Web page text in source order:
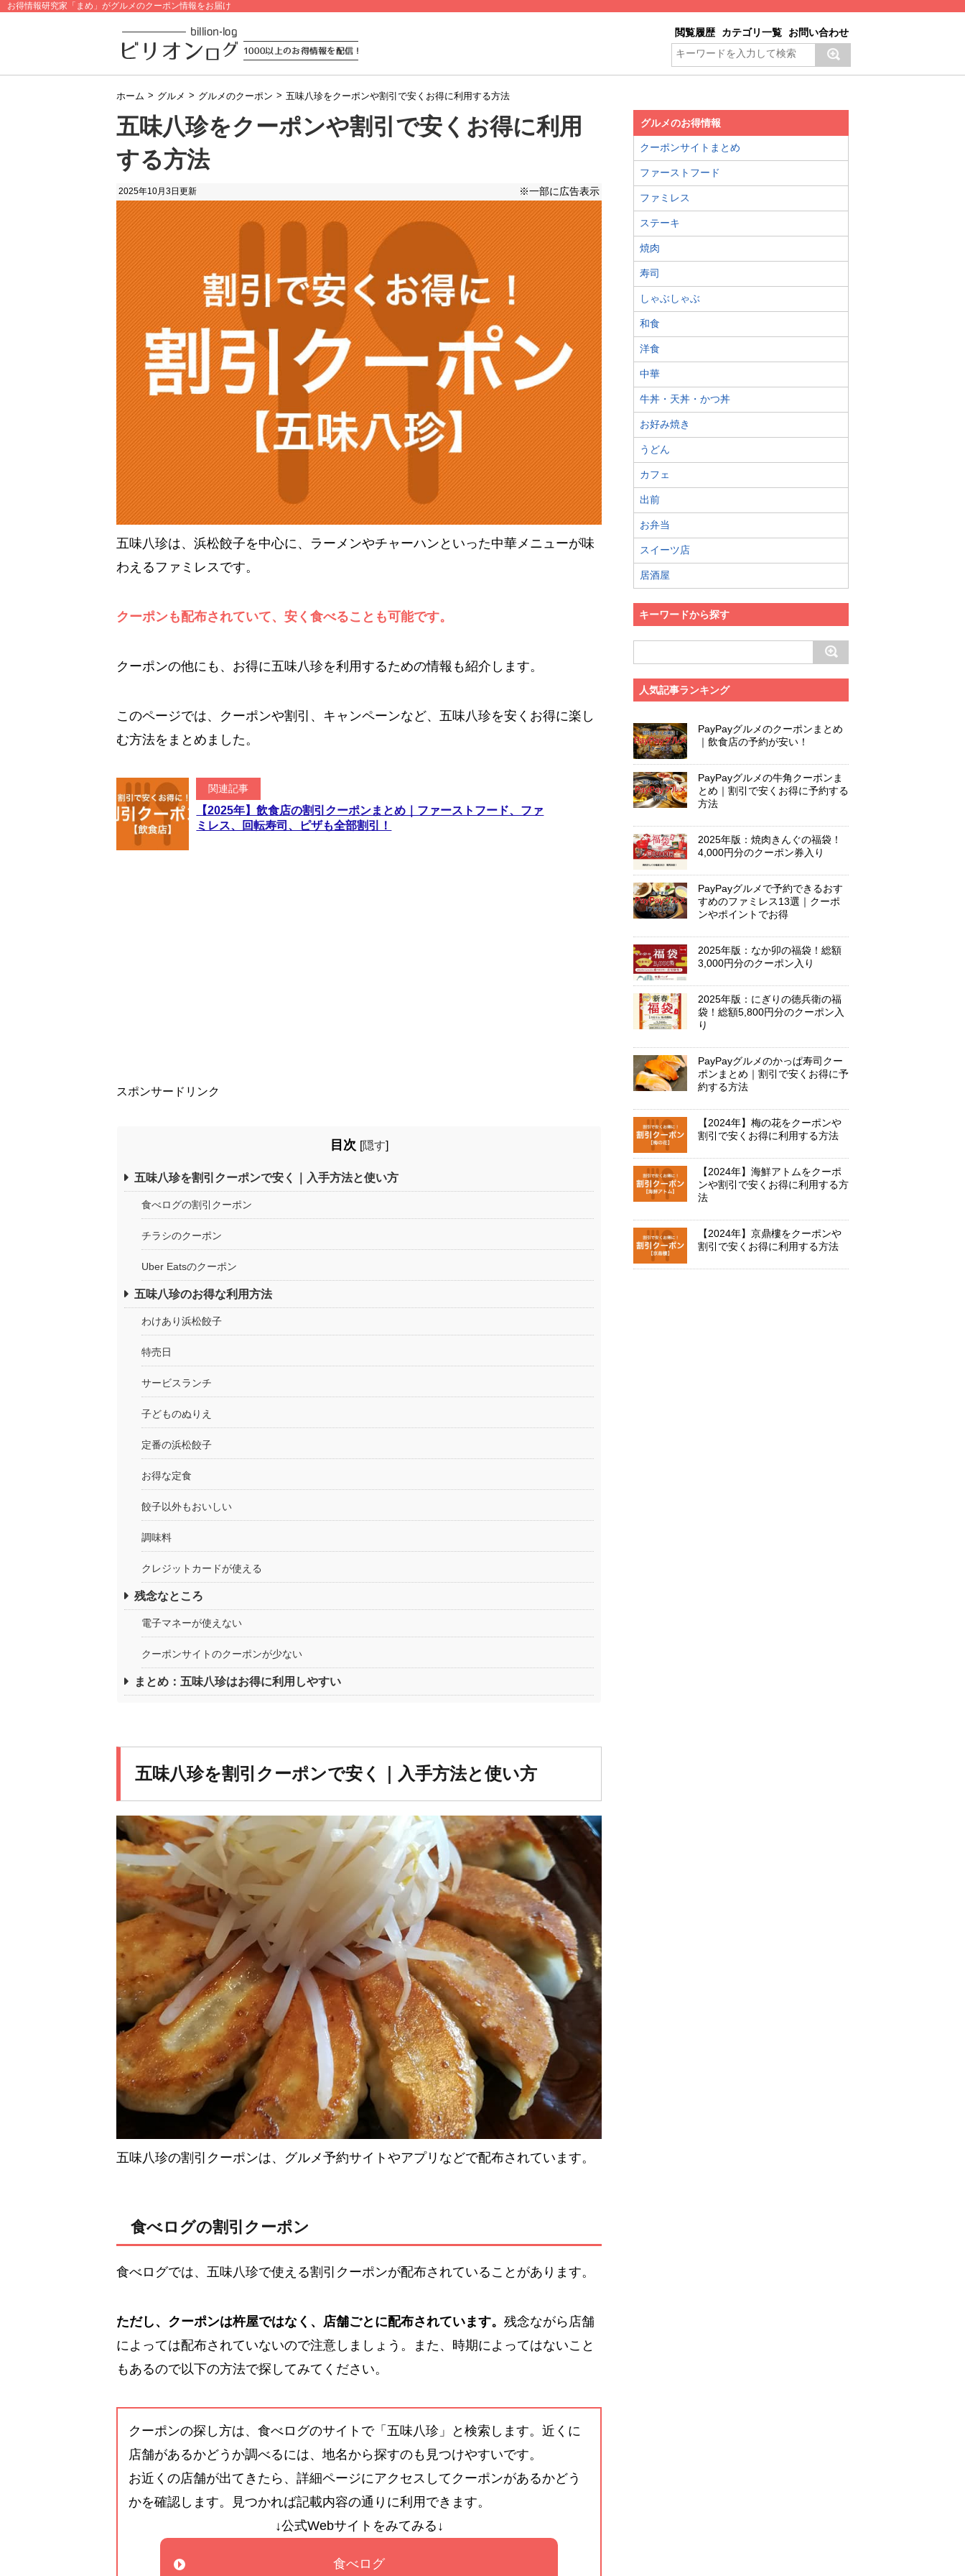
お得情報研究家「まめ」がグルメのクーポン情報をお届け
閲覧履歴 カテゴリ一覧 お問い合わせ
ホーム > グルメ > グルメのクーポン > 五味八珍をクーポンや割引で安くお得に利用する方法
五味八珍をクーポンや割引で安くお得に利用
する方法
2025年10月3日 更新 ※一部に広告表示
五味八珍は、浜松餃子を中心に、ラーメンやチャーハンといった中華メニューが味
わえるファミレスです。
クーポンも配布されていて、安く食べることも可能です。
クーポンの他にも、お得に五味八珍を利用するための情報も紹介します。
このページでは、クーポンや割引、キャンペーンなど、五味八珍を安くお得に楽し
む方法をまとめました。
関連記事
【2025年】飲食店の割引クーポンまとめ｜ファーストフード、ファ
ミレス、回転寿司、ピザも全部割引！
スポンサードリンク
目次 [隠す]
五味八珍を割引クーポンで安く｜入手方法と使い方
食べログの割引クーポン
チラシのクーポン
Uber Eatsのクーポン
五味八珍のお得な利用方法
わけあり浜松餃子
特売日
サービスランチ
子どものぬりえ
定番の浜松餃子
お得な定食
餃子以外もおいしい
調味料
クレジットカードが使える
残念なところ
電子マネーが使えない
クーポンサイトのクーポンが少ない
まとめ：五味八珍はお得に利用しやすい
五味八珍を割引クーポンで安く｜入手方法と使い方
五味八珍の割引クーポンは、グルメ予約サイトやアプリなどで配布されています。
食べログの割引クーポン
食べログでは、五味八珍で使える割引クーポンが配布されていることがあります。
ただし、クーポンは杵屋ではなく、店舗ごとに配布されています。 残念ながら店舗
によっては配布されていないので注意しましょう。また、時期によってはないこと
もあるので以下の方法で探してみてください。
クーポンの探し方は、食べログのサイトで「五味八珍」と検索します。近くに
店舗があるかどうか調べるには、地名から探すのも見つけやすいです。
お近くの店舗が出てきたら、詳細ページにアクセスしてクーポンがあるかどう
かを確認します。見つかれば記載内容の通りに利用できます。
↓公式Webサイトをみてみる↓
食べログ
グルメのお得情報
クーポンサイトまとめ
ファーストフード
ファミレス
ステーキ
焼肉
寿司
しゃぶしゃぶ
和食
洋食
中華
牛丼・天丼・かつ丼
お好み焼き
うどん
カフェ
出前
お弁当
スイーツ店
居酒屋
キーワードから探す
人気記事ランキング
PayPayグルメのクーポンまとめ
｜飲食店の予約が安い！
PayPayグルメの牛角クーポンま
とめ｜割引で安くお得に予約する
方法
2025年版：焼肉きんぐの福袋！
4,000円分のクーポン券入り
PayPayグルメで予約できるおす
すめのファミレス13選｜クーポ
ンやポイントでお得
2025年版：なか卯の福袋！総額
3,000円分のクーポン入り
2025年版：にぎりの徳兵衛の福
袋！総額5,800円分のクーポン入
り
PayPayグルメのかっぱ寿司クー
ポンまとめ｜割引で安くお得に予
約する方法
【2024年】梅の花をクーポンや
割引で安くお得に利用する方法
【2024年】海鮮アトムをクーポ
ンや割引で安くお得に利用する方
法
【2024年】京鼎樓をクーポンや
割引で安くお得に利用する方法